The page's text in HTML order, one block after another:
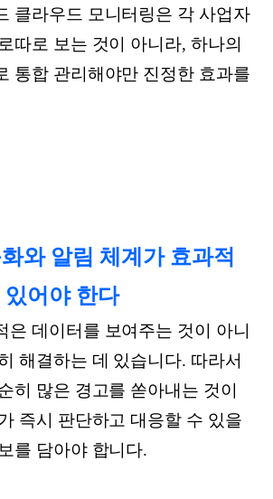
클라우드 모니터링은 각 사업자
따로 보는 것이 아니라, 하나의
통합 관리해야만 진정한 효과를
와 알림 체계가 효과적
어야 한다
은 데이터를 보여주는 것이 아니
해결하는 데 있습니다. 따라서
히 많은 경고를 쏟아내는 것이
즉시 판단하고 대응할 수 있을
를 담아야 합니다.